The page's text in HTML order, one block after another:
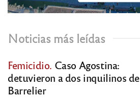
Noticias más leídas
Femicidio. Caso Agostina:
detuvieron a dos inquilinos de
Barrelier